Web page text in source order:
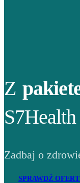
Z
S7Health
Zadbaj o
SPRAWDŹ